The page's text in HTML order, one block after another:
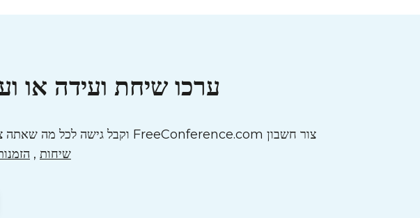
ערכו שיחת ועידה או
צור חשבון FreeConference.com וקבל גישה לכל מה שאתה צריך כדי שהעסק או הארגון שלך יוכלו להתחיל לעבוד, כמו
שיחות ,